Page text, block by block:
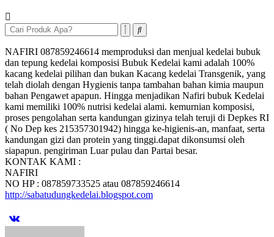
NAFIRI 087859246614 memproduksi dan menjual kedelai bubuk
dan tepung kedelai komposisi Bubuk Kedelai kami adalah 100%
kacang kedelai pilihan dan bukan Kacang kedelai Transgenik, yang
telah diolah dengan Hygienis tanpa tambahan bahan kimia maupun
bahan Pengawet apapun. Hingga menjadikan Nafiri bubuk Kedelai
kami memiliki 100% nutrisi kedelai alami. kemurnian komposisi,
proses pengolahan serta kandungan gizinya telah teruji di Depkes RI
( No Dep kes 215357301942) hingga ke-higienis-an, manfaat, serta
kandungan gizi dan protein yang tinggi.dapat dikonsumsi oleh
siapapun. pengiriman Luar pulau dan Partai besar.
KONTAK KAMI :
NAFIRI
NO HP : 087859733525 atau 087859246614
http://sabatudungkedelai.blogspot.com